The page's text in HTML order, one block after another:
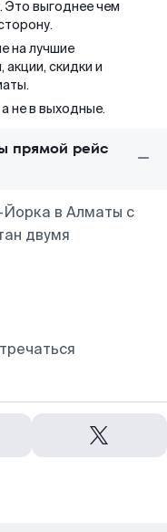
Это выгоднее чем
на лучшие
скидки и
не в выходные.
прямой рейс
в Алматы с
двумя